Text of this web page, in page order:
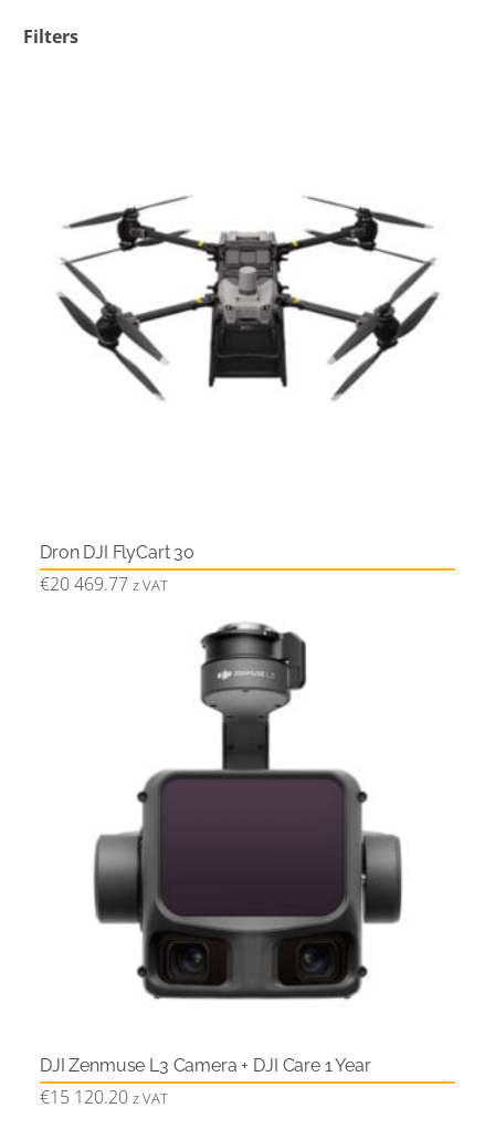
Filters
Dron DJI FlyCart 30
€20 469.77 z VAT
DJI Zenmuse L3 Camera + DJI Care 1 Year
€15 120.20 z VAT